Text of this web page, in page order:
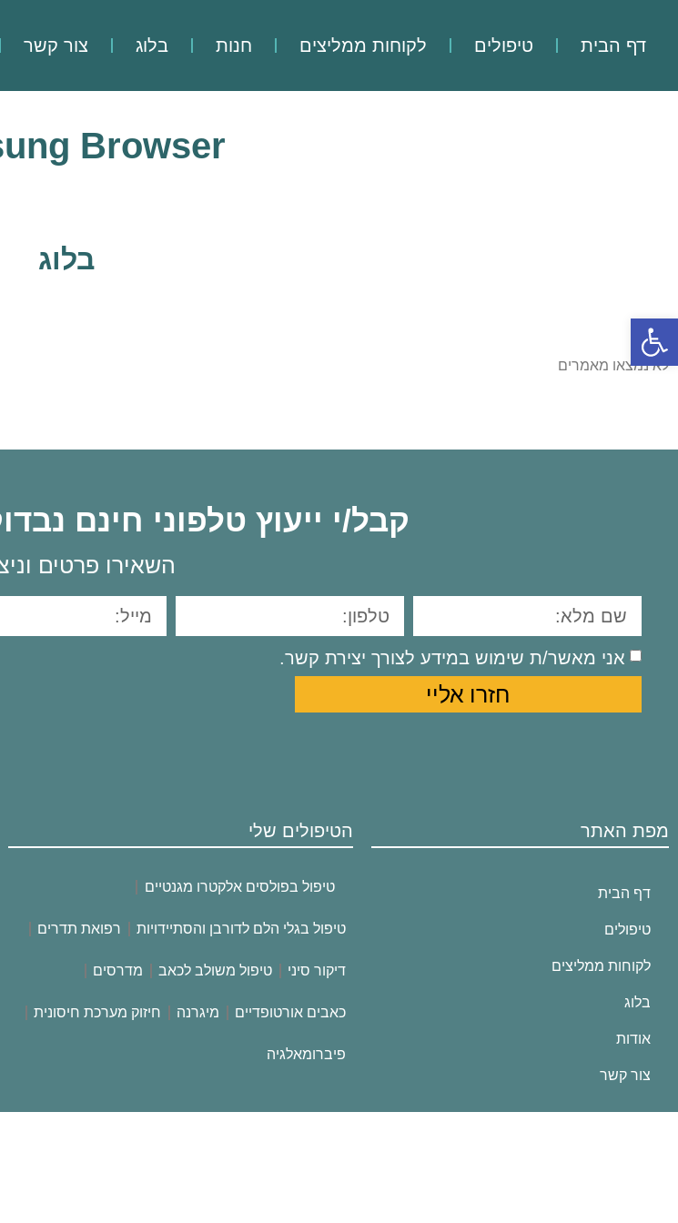
דף הבית טיפולים לקוחות ממליצים חנות בלוג צור קשר
Browser
בלוג
לא נמצאו מאמרים
קבל/י ייעוץ טלפוני חינם
השאירו פרטים
אני מאשר/ת שימוש במידע לצורך יצירת קשר.
חזרו אליי
מפת האתר
דף הבית
טיפולים
לקוחות ממליצים
בלוג
אודות
צור קשר
הטיפולים שלי
טיפול בפולסים אלקטרו מגנטיים
טיפול בגלי הלם לדורבן והסתיידויות רפואת תדרים
דיקור סיני טיפול משולב לכאב מדרסים
כאבים אורטופדיים מיגרנה חיזוק מערכת חיסונית
פיברומאלגיה
פתח סרגל נגישות